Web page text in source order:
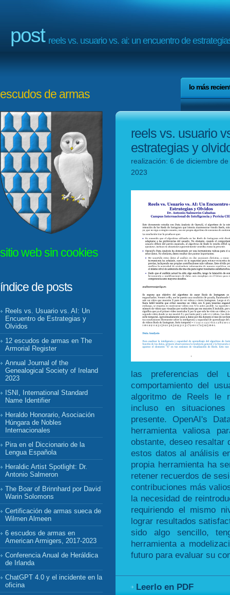
post reels vs. usuario vs. ai: un encuentro de
lo más
escudos de armas
sitio web sin cookies
índice de posts
Reels vs. Usuario vs. AI: Un
Encuentro de Estrategias y
Olvidos
12 escudos de armas en The
Armorial Register
Annual Journal of the
Genealogical Society of Ireland
2023
ISNI, International Standard
Name Identifier
Heraldo Honorario, Asociación
Húngara de Nobles
Internacionales
Pira en el Diccionario de la
Lengua Española
Heraldic Artist Spotlight: Dr.
Antonio Salmeron
The Boar of Brinnhard por David
Warin Solomons
Certificación de armas sueca de
Wilmen Almeen
6 escudos de armas en
American Armigers, 2017-2023
Conferencia Anual de Heráldica
de Irlanda
ChatGPT 4.0 y el incidente en la
oficina
reels vs. usuario
estrategias y
realización: 6 de diciembre
2023
las preferencias del
comportamiento del
algoritmo de Reels le
incluso en
presente. OpenAI's
herramienta valiosa
obstante, deseo resaltar
estos datos al análisis
propia herramienta ha
retener recuerdos de
contribuciones más
la necesidad de
requiriendo el mismo
lograr resultados
sido algo sencillo,
herramienta a
futuro para evaluar su
Leerlo en PDF